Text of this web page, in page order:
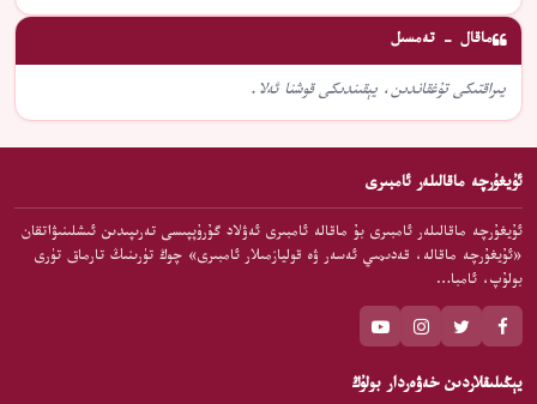
ماقال - تەمسىل
يىراقتىكى تۇغقاندىن، يېقىندىكى قوشنا ئەلا.
ئۇيغۇرچە ماقالىلەر ئامبىرى
ئۇيغۇرچە ماقالىلەر ئامبىرى بۇ ماقالە ئامبىرى ئەۋلاد گۇرۇپپىسى تەرىپىدىن ئىشلىنىۋاتقان
«ئۇيغۇرچە ماقالە، قەدىمىي ئەسەر ۋە قوليازمىلار ئامبىرى» چوڭ تۈرىنىڭ تارماق تۈرى
بولۇپ، ئامبا…
يېڭىلىقلاردىن خەۋەردار بولۇڭ